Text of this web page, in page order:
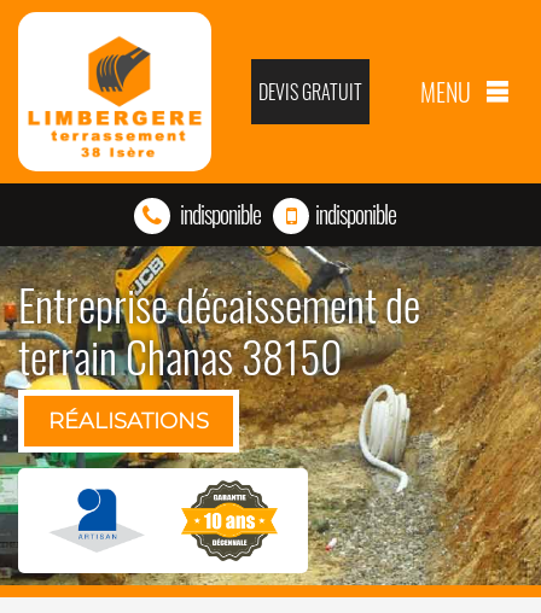
DEVIS GRATUIT MENU
indisponible indisponible
Entreprise décaissement de
terrain Chanas 38150
RÉALISATIONS